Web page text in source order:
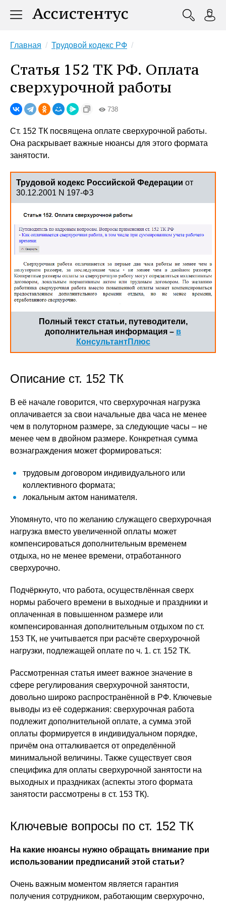
Главная Трудовой кодекс РФ
Статья 152 ТК РФ. Оплата
сверхурочной работы
738
Ст. 152 ТК посвящена оплате сверхурочной работы.
Она раскрывает важные нюансы для этого формата
занятости.
Трудовой кодекс Российской Федерации от
30.12.2001 N 197-ФЗ
Полный текст статьи, путеводители,
дополнительная информация – в
КонсультантПлюс
Описание ст. 152 ТК
В её начале говорится, что сверхурочная нагрузка
оплачивается за свои начальные два часа не менее
чем в полуторном размере, за следующие часы – не
менее чем в двойном размере. Конкретная сумма
вознаграждения может формироваться:
трудовым договором индивидуального или
коллективного формата;
локальным актом нанимателя.
Упомянуто, что по желанию служащего сверхурочная
нагрузка вместо увеличенной оплаты может
компенсироваться дополнительным временем
отдыха, но не менее времени, отработанного
сверхурочно.
Подчёркнуто, что работа, осуществлённая сверх
нормы рабочего времени в выходные и праздники и
оплаченная в повышенном размере или
компенсированная дополнительным отдыхом по ст.
153 ТК, не учитывается при расчёте сверхурочной
нагрузки, подлежащей оплате по ч. 1. ст. 152 ТК.
Рассмотренная статья имеет важное значение в
сфере регулирования сверхурочной занятости,
довольно широко распространённой в РФ. Ключевые
выводы из её содержания: сверхурочная работа
подлежит дополнительной оплате, а сумма этой
оплаты формируется в индивидуальном порядке,
причём она отталкивается от определённой
минимальной величины. Также существует своя
специфика для оплаты сверхурочной занятости на
выходных и праздниках (аспекты этого формата
занятости рассмотрены в ст. 153 ТК).
Ключевые вопросы по ст. 152 ТК
На какие нюансы нужно обращать внимание при
использовании предписаний этой статьи?
Очень важным моментом является гарантия
получения сотрудником, работающим сверхурочно,